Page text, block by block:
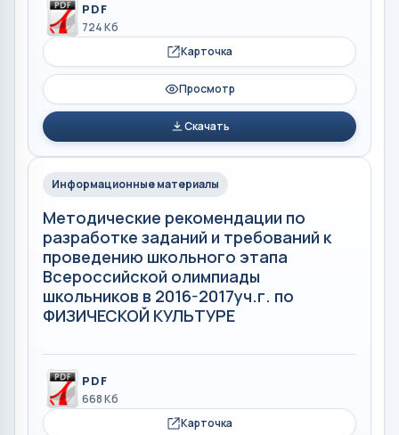
PDF
724 Кб
Карточка
Просмотр
Скачать
Информационные материалы
Методические рекомендации по
разработке заданий и требований к
проведению школьного этапа
Всероссийской олимпиады
школьников в 2016-2017уч.г. по
ФИЗИЧЕСКОЙ КУЛЬТУРЕ
PDF
668 Кб
Карточка